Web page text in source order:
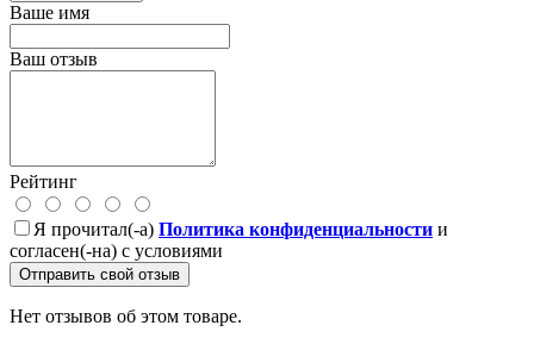
Ваше имя
Ваш отзыв
Рейтинг
Я прочитал(-а) Политика конфиденциальности и
согласен(-на) с условиями
Отправить свой отзыв
Нет отзывов об этом товаре.